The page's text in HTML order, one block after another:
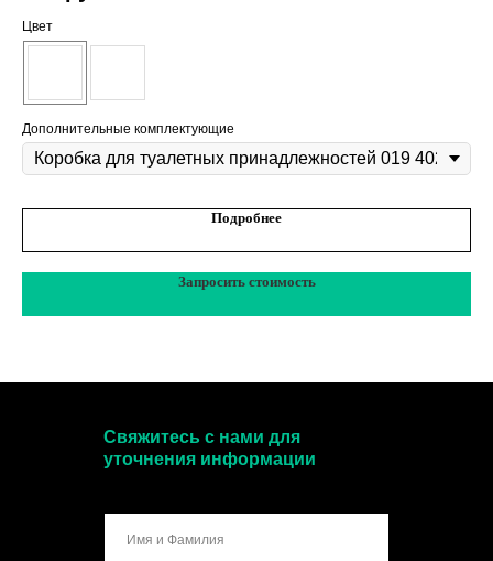
Цвет
Дополнительные комплектующие
Подробнее
Запросить стоимость
Свяжитесь с нами для
уточнения информации